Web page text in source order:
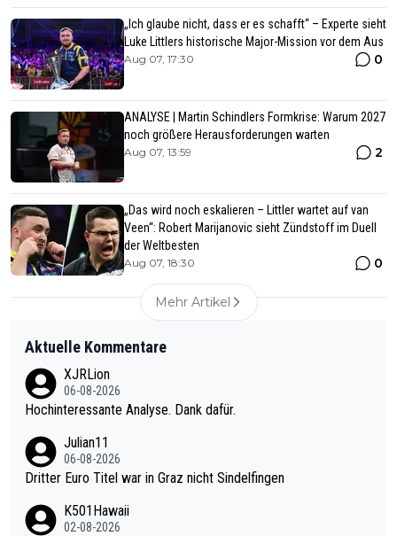
„Ich glaube nicht, dass er es schafft“ – Experte sieht
Luke Littlers historische Major-Mission vor dem Aus
Aug 07, 17:30 0
ANALYSE | Martin Schindlers Formkrise: Warum 2027
noch größere Herausforderungen warten
Aug 07, 13:59 2
„Das wird noch eskalieren – Littler wartet auf van
Veen“: Robert Marijanovic sieht Zündstoff im Duell
der Weltbesten
Aug 07, 18:30 0
Mehr Artikel
Aktuelle Kommentare
XJRLion
06-08-2026
Hochinteressante Analyse. Dank dafür.
Julian11
06-08-2026
Dritter Euro Titel war in Graz nicht Sindelfingen
K501Hawaii
02-08-2026